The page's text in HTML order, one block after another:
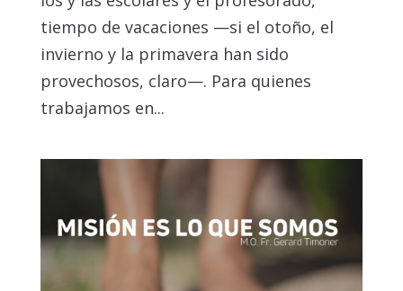
tiempo de vacaciones —si el otoño, el
invierno y la primavera han sido
provechosos, claro—. Para quienes
trabajamos en...